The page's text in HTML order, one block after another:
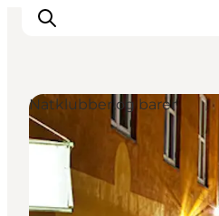
LEGOLAND®
Byer
Det sker
Natklubber og barer